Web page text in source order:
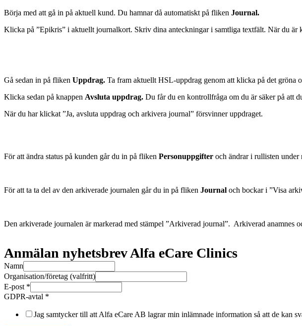
Börja med att gå in på aktuell kund. Du hamnar då automatiskt på fliken Journal.
Klicka på ”Epikris” i aktuellt journalkort. Skriv dina anteckningar i samtliga textfält. När du är
Gå sedan in på fliken Uppdrag. Ta fram aktuellt HSL-uppdrag genom att klicka på det gröna
Klicka sedan på knappen Avsluta uppdrag. Du får du en kontrollfråga om du är säker på att
När du har klickat ”Ja, avsluta uppdrag och arkivera journal” försvinner uppdraget.
För att ändra status på kunden går du in på fliken Personuppgifter och ändrar i rullisten under
För att ta ta del av den arkiverade journalen går du in på fliken Journal och bockar i ”Visa
Den arkiverade journalen är markerad med stämpel ”Arkiverad journal”. Arkiverad anamnes
Anmälan nyhetsbrev Alfa eCare Clinics
Namn
Organisation/företag (valfritt)
E-post *
GDPR-avtal *
Jag samtycker till att Alfa eCare AB lagrar min inlämnade information så att de kan